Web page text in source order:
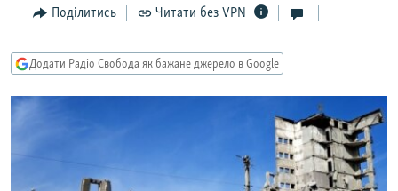
Перейти
до
пошуку
СУСПІЛЬСТВО
ДОНБАС.РЕАЛІЇ
ТИ ЯК?
СХЕМИ
МУЛЬТИМЕДІА
Поділитись Читати без VPN
Додати Радіо Свобода як бажане джерело в Google